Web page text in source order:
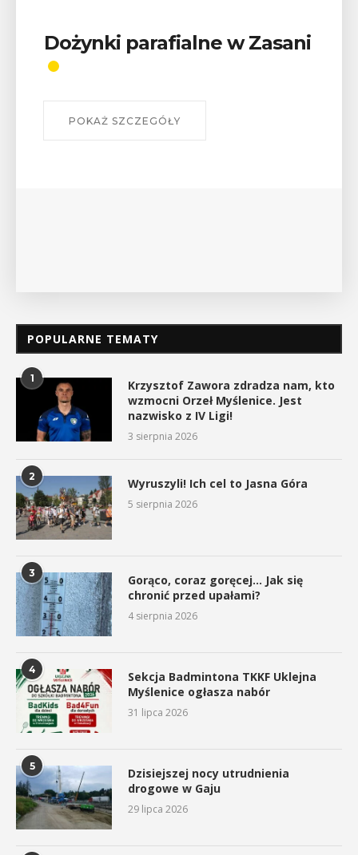
Wykład „Jak zdobyć
odznaki na myślenickich
W środę 12 sierpnia o godz. 17 w Miejskiej
POPULARNE TEMATY
1
Krzysztof Zawora zdradza nam, kto
wzmocni Orzeł Myślenice. Jest
nazwisko z IV Ligi!
3 sierpnia 2026
2 Wyruszyli! Ich cel to Jasna Góra
5 sierpnia 2026
3
Gorąco, coraz goręcej… Jak się
chronić przed upałami?
4 sierpnia 2026
4
Sekcja Badmintona TKKF Uklejna
Myślenice ogłasza nabór
31 lipca 2026
5
Dzisiejszej nocy utrudnienia
drogowe w Gaju
29 lipca 2026